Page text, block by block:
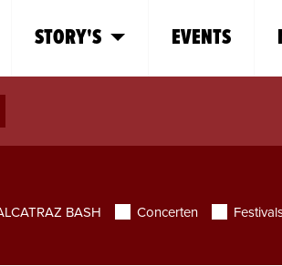
STORY'S EVENTS
BASH Concerten